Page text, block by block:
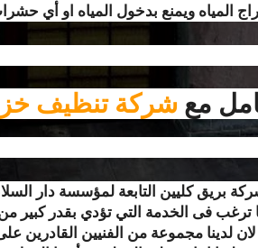
المياه ويمنع بدخول المياه او أي
مع شركة تنظيف
بريق كليين التابعة لمؤسسة دار
ترغب فى الخدمة التي تؤدي بقدر كبير
لان لدينا مجموعة من الفنيين القادرين